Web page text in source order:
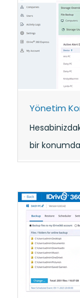
Yönetim
bir